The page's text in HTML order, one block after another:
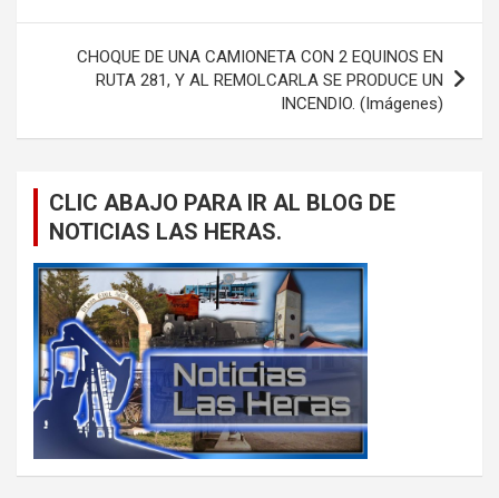
entradas
CHOQUE DE UNA CAMIONETA CON 2 EQUINOS EN
RUTA 281, Y AL REMOLCARLA SE PRODUCE UN
INCENDIO. (Imágenes)
CLIC ABAJO PARA IR AL BLOG DE
NOTICIAS LAS HERAS.